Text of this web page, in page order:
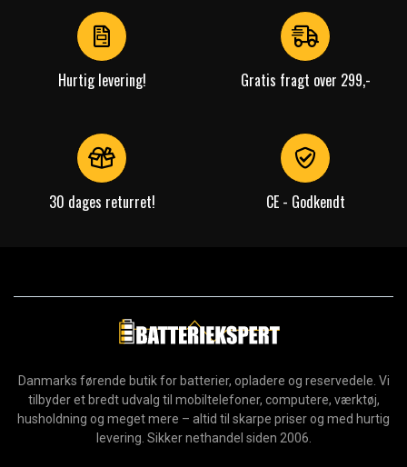
Hurtig levering! Gratis fragt over 299,-
30 dages returret! CE - Godkendt
Danmarks førende butik for batterier, opladere og reservedele. Vi
tilbyder et bredt udvalg til mobiltelefoner, computere, værktøj,
husholdning og meget mere – altid til skarpe priser og med hurtig
levering. Sikker nethandel siden 2006.